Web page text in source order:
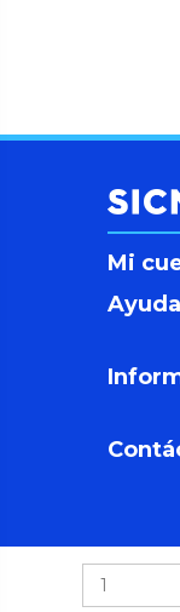
Mi
SICNOVAº